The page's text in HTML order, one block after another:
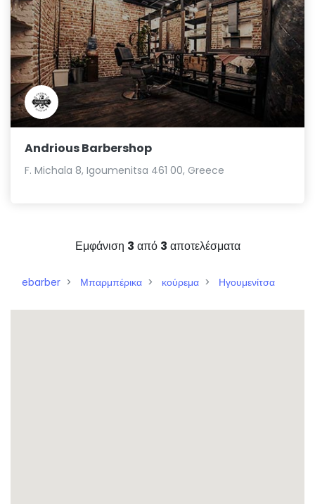
Andrious Barbershop
F. Michala 8, Igoumenitsa 461 00, Greece
Εμφάνιση 3 από 3 αποτελέσματα
ebarber Μπαρμπέρικα κούρεμα Ηγουμενίτσα